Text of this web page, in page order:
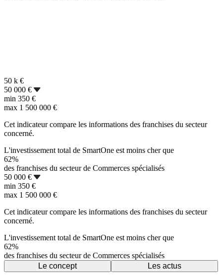
50 k €
50 000 €
min 350 €
max 1 500 000 €
Cet indicateur compare les informations des franchises du secteur
concerné.
L'investissement total de SmartOne est moins cher que
62%
des franchises du secteur de Commerces spécialisés
50 000 €
min 350 €
max 1 500 000 €
Cet indicateur compare les informations des franchises du secteur
concerné.
L'investissement total de SmartOne est moins cher que
62%
des franchises du secteur de Commerces spécialisés
Le concept
Les actus